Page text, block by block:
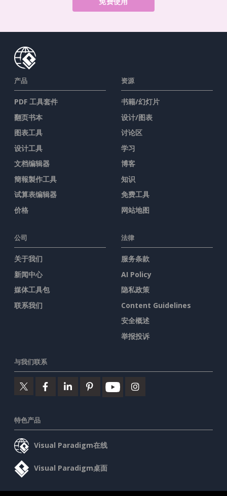
产品
PDF 工具套件
翻页书本
图表工具
设计工具
文档编辑器
簡報製作工具
试算表编辑器
价格
资源
书籍/幻灯片
设计/图表
讨论区
学习
博客
知识
免费工具
网站地图
公司
关于我们
新闻中心
媒体工具包
联系我们
法律
服务条款
AI Policy
隐私政策
Content Guidelines
安全概述
举报投诉
与我们联系
特色产品
Visual Paradigm在线
Visual Paradigm桌面